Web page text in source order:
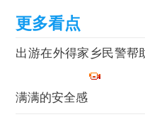
出游在外得家乡民警帮
满满的安全感